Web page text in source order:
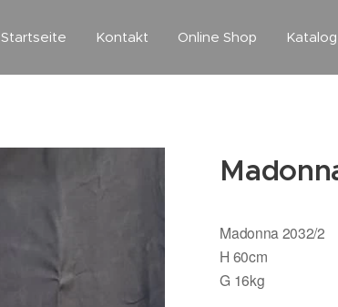
Startseite Kontakt Online Shop
Madonna 2032/2
H 60cm
G 16kg